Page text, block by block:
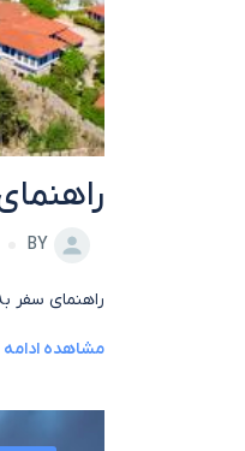
BY
راهنمای سفر
مشاهده ادامه